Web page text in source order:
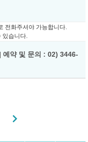
전화주셔야 가능합니다.
습니다.
약 및 문의 : 02) 3446-